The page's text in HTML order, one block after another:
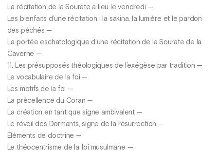
La récitation de la Sourate a lieu le vendredi —
Les bienfaits d’une récitation : la sakina, la lumière et le pardon
des péchés —
La portée eschatologique d’une récitation de la Sourate de la
Caverne —
11. Les présupposés théologiques de l’exégèse par tradition —
Le vocabulaire de la foi —
Les motifs de la foi —
La précellence du Coran —
La création en tant que signe ambivalent —
Le réveil des Dormants, signe de la résurrection —
Eléments de doctrine —
Le théocentrisme de la foi musulmane —